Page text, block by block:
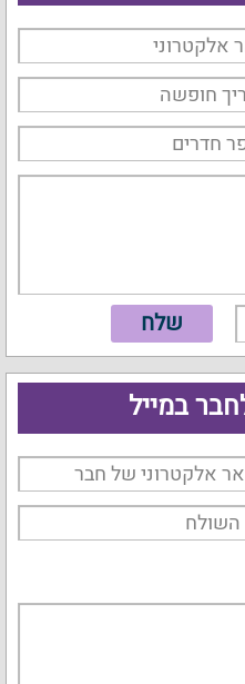
במייל